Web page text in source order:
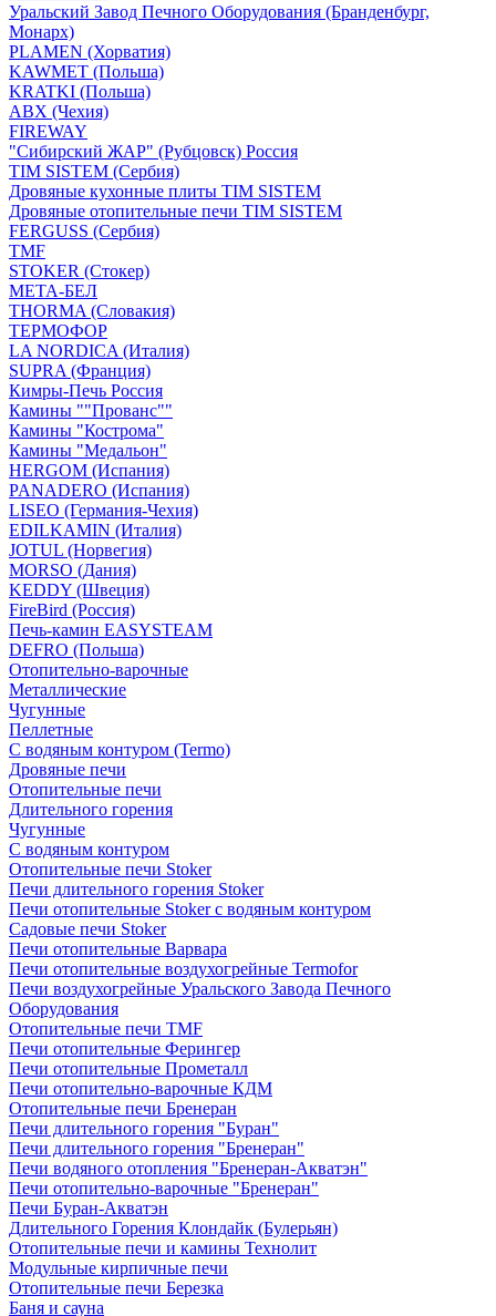
Уральский Завод Печного Оборудования (Бранденбург,
Монарх)
PLAMEN (Хорватия)
KAWMET (Польша)
KRATKI (Польша)
ABX (Чехия)
FIREWAY
"Сибирский ЖАР" (Рубцовск) Россия
TIM SISTEM (Сербия)
Дровяные кухонные плиты TIM SISTEM
Дровяные отопительные печи TIM SISTEM
FERGUSS (Сербия)
TMF
STOKER (Стокер)
МЕТА-БЕЛ
THORMA (Словакия)
ТЕРМОФОР
LA NORDICA (Италия)
SUPRA (Франция)
Кимры-Печь Россия
Камины ""Прованс""
Камины "Кострома"
Камины "Медальон"
HERGOM (Испания)
PANADERO (Испания)
LISEO (Германия-Чехия)
EDILKAMIN (Италия)
JOTUL (Норвегия)
MORSO (Дания)
KEDDY (Швеция)
FireBird (Россия)
Печь-камин EASYSTEAM
DEFRO (Польша)
Отопительно-варочные
Металлические
Чугунные
Пеллетные
С водяным контуром (Termo)
Дровяные печи
Отопительные печи
Длительного горения
Чугунные
C водяным контуром
Отопительные печи Stoker
Печи длительного горения Stoker
Печи отопительные Stoker с водяным контуром
Садовые печи Stoker
Печи отопительные Варвара
Печи отопительные воздухогрейные Termofor
Печи воздухогрейные Уральского Завода Печного
Оборудования
Отопительные печи TMF
Печи отопительные Ферингер
Печи отопительные Прометалл
Печи отопительно-варочные КДМ
Отопительные печи Бренеран
Печи длительного горения "Буран"
Печи длительного горения "Бренеран"
Печи водяного отопления "Бренеран-Акватэн"
Печи отопительно-варочные "Бренеран"
Печи Буран-Акватэн
Длительного Горения Клондайк (Булерьян)
Отопительные печи и камины Технолит
Модульные кирпичные печи
Отопительные печи Березка
Баня и сауна